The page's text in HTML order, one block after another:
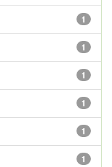
1
1
1
1
1
1